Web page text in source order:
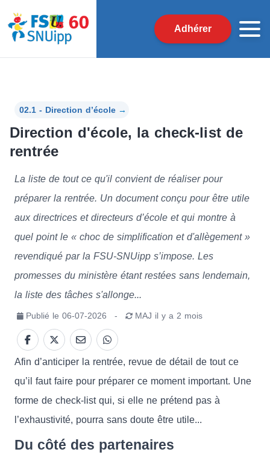
Adhérer
02.1 - Direction d’école →
Direction d'école, la check-list de
rentrée
La liste de tout ce qu'il convient de réaliser pour
préparer la rentrée. Un document conçu pour être utile
aux directrices et directeurs d’école et qui montre à
quel point le « choc de simplification et d'allègement »
revendiqué par la FSU-SNUipp s’impose. Les
promesses du ministère étant restées sans lendemain,
la liste des tâches s'allonge...
Publié le 06-07-2026 - MAJ il y a 2 mois
Afin d’anticiper la rentrée, revue de détail de tout ce
qu’il faut faire pour préparer ce moment important. Une
forme de check-list qui, si elle ne prétend pas à
l’exhaustivité, pourra sans doute être utile...
Du côté des partenaires